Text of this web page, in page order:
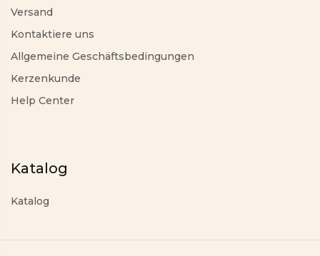
Versand
Kontaktiere uns
Allgemeine Geschäftsbedingungen
Kerzenkunde
Help Center
Katalog
Katalog